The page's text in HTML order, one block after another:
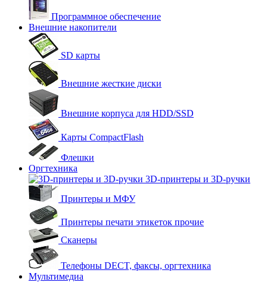
Программное обеспечение
Внешние накопители
SD карты
Внешние жесткие диски
Внешние корпуса для HDD/SSD
Карты CompactFlash
Флешки
Оргтехника
3D-принтеры и 3D-ручки
Принтеры и МФУ
Принтеры печати этикеток прочие
Сканеры
Телефоны DECT, факсы, оргтехника
Мультимедиа